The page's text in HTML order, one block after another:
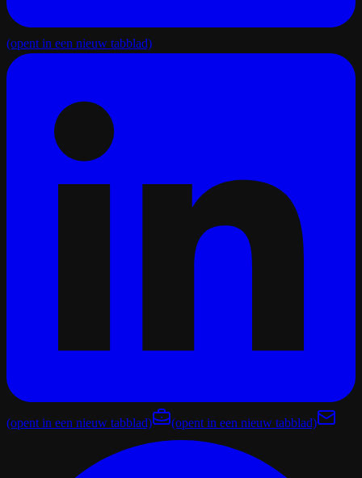
(opent in een nieuw tabblad)
(opent in een nieuw tabblad) (opent in een nieuw tabblad)